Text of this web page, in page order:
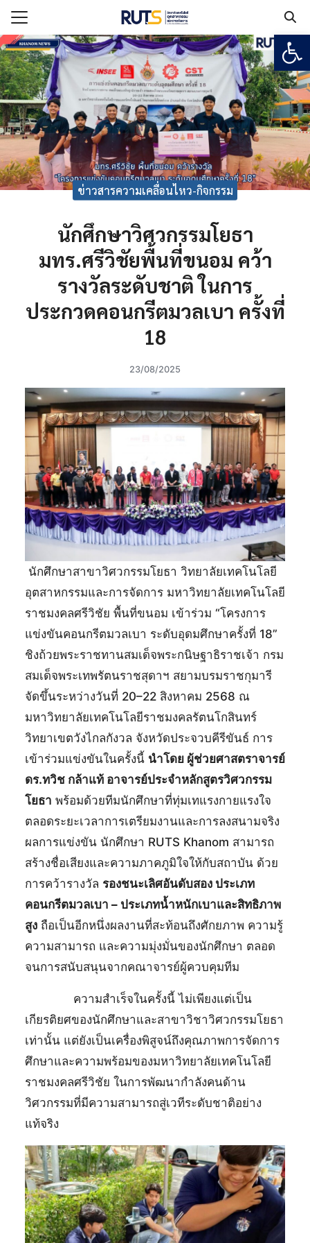
ก
บวิทยาลัยฯ
รียน
ร
าน
Search for:
ข่าวสารความเคลื่อนไหว-กิจกรรม
นักศึกษาวิศวกรรมโยธา
มทร.ศรีวิชัยพื้นที่ขนอม คว้า
รางวัลระดับชาติ ในการ
ประกวดคอนกรีตมวลเบา ครั้งที่
18
23/08/2025
นักศึกษาสาขาวิศวกรรมโยธา วิทยาลัยเทคโนโลยี
อุตสาหกรรมและการจัดการ มหาวิทยาลัยเทคโนโลยี
ราชมงคลศรีวิชัย พื้นที่ขนอม เข้าร่วม “โครงการ
แข่งขันคอนกรีตมวลเบา ระดับอุดมศึกษาครั้งที่ 18”
ชิงถ้วยพระราชทานสมเด็จพระกนิษฐาธิราชเจ้า กรม
สมเด็จพระเทพรัตนราชสุดาฯ สยามบรมราชกุมารี
จัดขึ้นระหว่างวันที่ 20–22 สิงหาคม 2568 ณ
มหาวิทยาลัยเทคโนโลยีราชมงคลรัตนโกสินทร์
วิทยาเขตวังไกลกังวล จังหวัดประจวบคีรีขันธ์ การ
เข้าร่วมแข่งขันในครั้งนี้ นำโดย ผู้ช่วยศาสตราจารย์
ดร.ทวิช กล้าแท้ อาจารย์ประจำหลักสูตรวิศวกรรม
โยธา พร้อมด้วยทีมนักศึกษาที่ทุ่มเทแรงกายแรงใจ
ตลอดระยะเวลาการเตรียมงานและการลงสนามจริง
ผลการแข่งขัน นักศึกษา RUTS Khanom สามารถ
สร้างชื่อเสียงและความภาคภูมิใจให้กับสถาบัน ด้วย
การคว้ารางวัล รองชนะเลิศอันดับสอง ประเภท
คอนกรีตมวลเบา – ประเภทน้ำหนักเบาและสิทธิภาพ
สูง ถือเป็นอีกหนึ่งผลงานที่สะท้อนถึงศักยภาพ ความรู้
ความสามารถ และความมุ่งมั่นของนักศึกษา ตลอด
จนการสนับสนุนจากคณาจารย์ผู้ควบคุมทีม
ความสำเร็จในครั้งนี้ ไม่เพียงแต่เป็น
เกียรติยศของนักศึกษาและสาขาวิชาวิศวกรรมโยธา
เท่านั้น แต่ยังเป็นเครื่องพิสูจน์ถึงคุณภาพการจัดการ
ศึกษาและความพร้อมของมหาวิทยาลัยเทคโนโลยี
ราชมงคลศรีวิชัย ในการพัฒนากำลังคนด้าน
วิศวกรรมที่มีความสามารถสู่เวทีระดับชาติอย่าง
แท้จริง